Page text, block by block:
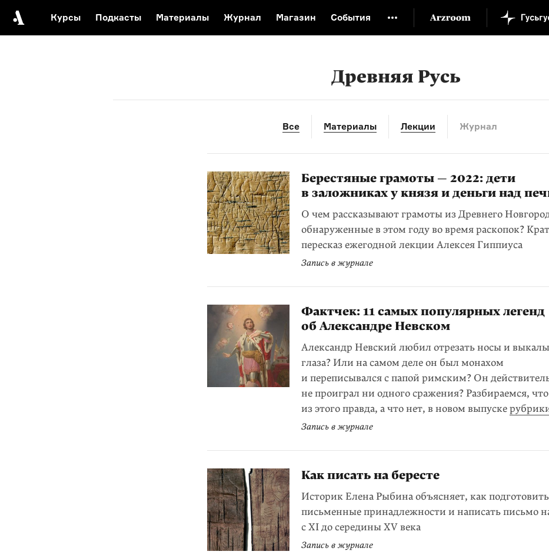
Курсы Подкасты Материалы Журнал Магазин События
Русское искусство XX века
Русская литература XX века
Древняя Русь
Все Материалы Лекции Журнал
Берестяные грамоты — 2022: дети
в заложниках у князя и деньги над
О чем рассказывают грамоты из Древнего
обнаруженные в этом году во время раскопок?
пересказ ежегодной лекции Алексея Гиппиуса
Запись в журнале
Фактчек: 11 самых популярных легенд
об Александре Невском
Александр Невский любил отрезать носы и
глаза? Или на самом деле он был монахом
и переписывался с папой римским? Он
не проиграл ни одного сражения? Разбираемся, что
из этого правда, а что нет, в новом выпуске
Запись в журнале
Как писать на бересте
Историк Елена Рыбина объясняет, как подготовить
письменные принадлежности и написать письмо
с XI до середины XV века
Запись в журнале